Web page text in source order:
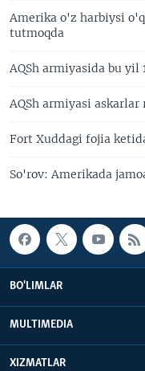
Amerika o'z harbiysi
tutmoqda
AQSh armiyasida bu yil
AQSh armiyasi
Fort Xuddagi fojia
So'rov: Amerikada
BO'LIMLAR
MULTIMEDIA
XIZMATLAR